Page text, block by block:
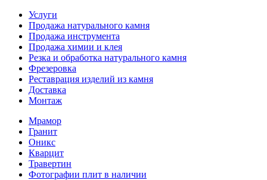
Услуги
Продажа натурального камня
Продажа инструмента
Продажа химии и клея
Резка и обработка натурального камня
Фрезеровка
Реставрация изделий из камня
Доставка
Монтаж
Мрамор
Гранит
Оникс
Кварцит
Травертин
Фотографии плит в наличии